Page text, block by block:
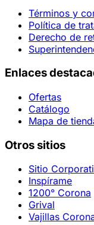
Términos y
Política de
Derecho de
Enlaces
Ofertas
Catálogo
Mapa de
Otros sitios
Sitio
Inspírame
1200° Corona
Grival
Vajillas